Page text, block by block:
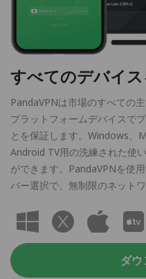
すべてのデバイ
PandaVPNは市場のすべての
プラットフォームデバイスで
とを保証します。Windows、
Android TV用の洗練された使
ができます。PandaVPNを使
バー選択で、無制限のネット
ダ